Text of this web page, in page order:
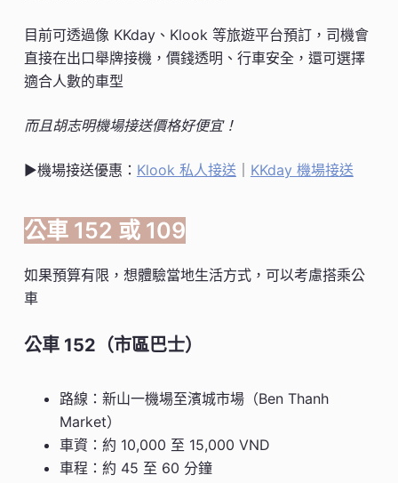
目前可透過像 KKday、Klook 等旅遊平台預訂，司機會
直接在出口舉牌接機，價錢透明、行車安全，還可選擇
適合人數的車型
而且胡志明機場接送價格好便宜！
▶機場接送優惠： Klook 私人接送 KKday 機場接送
公車 152 或 109
如果預算有限，想體驗當地生活方式，可以考慮搭乘公
車
公車 152（市區巴士）
路線：新山一機場至濱城市場（Ben Thanh
Market）
車資：約 10,000 至 15,000 VND
車程：約 45 至 60 分鐘